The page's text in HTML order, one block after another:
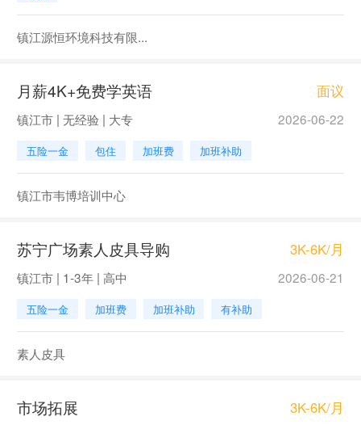
镇江源恒环境科技有限...
月薪4K+免费学英语 面议
镇江市 | 无经验 | 大专 2026-06-22
五险一金 包住 加班费 加班补助
镇江市韦博培训中心
苏宁广场素人皮具导购 3K-6K/月
镇江市 | 1-3年 | 高中 2026-06-21
五险一金 加班费 加班补助 有补助
素人皮具
市场拓展 3K-6K/月